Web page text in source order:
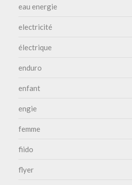
eau energie
electricité
électrique
enduro
enfant
engie
femme
fiido
flyer